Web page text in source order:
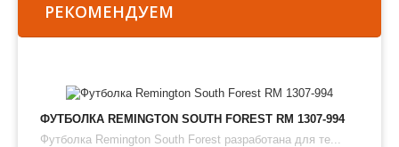
РЕКОМЕНДУЕМ
ФУТБОЛКА REMINGTON SOUTH FOREST RM 1307-994
Футболка Remington South Forest разработана для те...